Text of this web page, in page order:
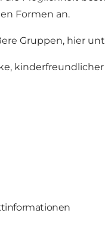
Formen an.
Gruppen, hier
kinderfreundlicher